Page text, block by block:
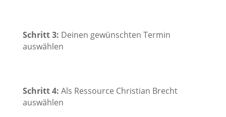
Schritt 3: Deinen gewünschten Termin
auswählen
Schritt 4: Als Ressource Christian Brecht
auswählen